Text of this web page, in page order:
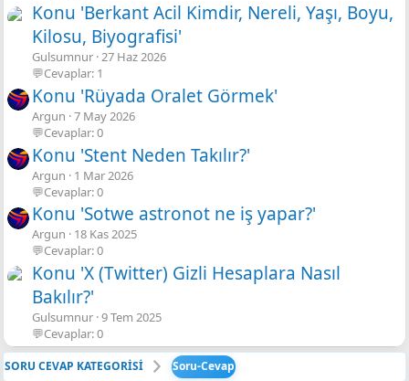
Konu 'Berkant Acil Kimdir, Nereli, Yaşı, Boyu,
Kilosu, Biyografisi'
Gulsumnur 27 Haz 2026
💬Cevaplar: 1
Konu 'Rüyada Oralet Görmek'
Argun 7 May 2026
💬Cevaplar: 0
Konu 'Stent Neden Takılır?'
Argun
1 Mar 2026
💬Cevaplar: 0
Konu 'Sotwe astronot ne iş yapar?'
Argun
18 Kas 2025
💬Cevaplar: 0
Konu 'X (Twitter) Gizli Hesaplara Nasıl
Bakılır?'
Gulsumnur 9 Tem 2025
💬Cevaplar: 0
SORU CEVAP KATEGORİSİ Soru-Cevap